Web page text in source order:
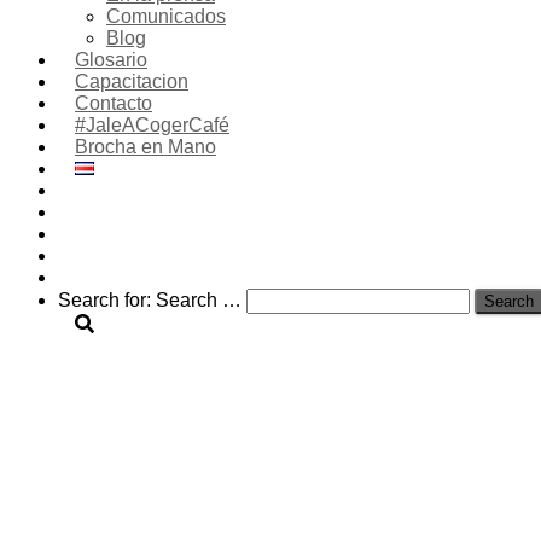
Comunicados
Blog
Glosario
Capacitacion
Contacto
#JaleACogerCafé
Brocha en Mano
Search for: Search …